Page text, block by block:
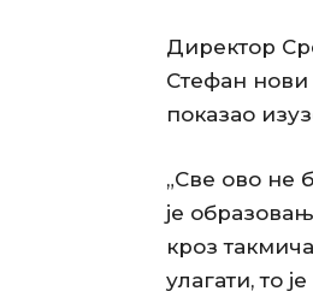
Директор
Стефан нови
показао
„Све ово не
је
кроз
улагати, то